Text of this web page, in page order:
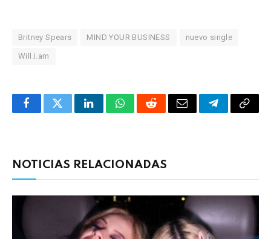
Britney Spears MIND YOUR BUSINESS nuevo single
Will.i.am
FacebookTwitterLinkedInWhatsAppRedditCorreoTelegrama
NOTICIAS RELACIONADAS